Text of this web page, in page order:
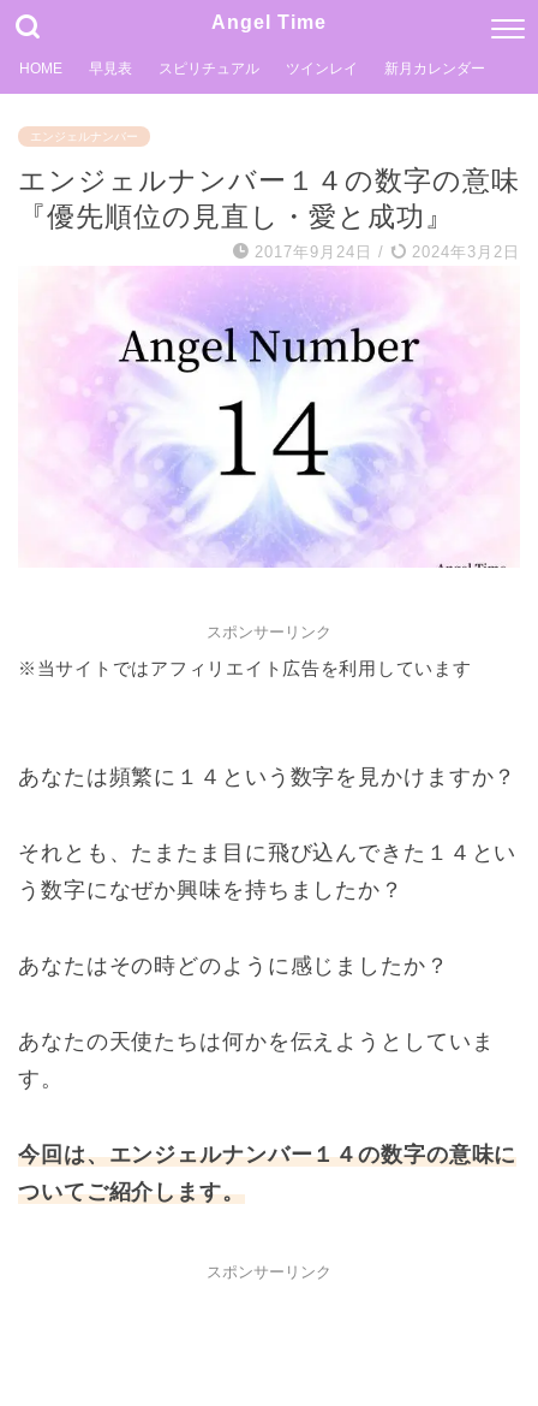
Angel Time
HOME 早見表 スピリチュアル ツインレイ 新月カレンダー
エンジェルナンバー
エンジェルナンバー１４の数字の意味
『優先順位の見直し・愛と成功』
2017年9月24日 / 2024年3月2日
スポンサーリンク
※当サイトではアフィリエイト広告を利用しています
あなたは頻繁に１４という数字を見かけますか？
それとも、たまたま目に飛び込んできた１４とい
う数字になぜか興味を持ちましたか？
あなたはその時どのように感じましたか？
あなたの天使たちは何かを伝えようとしていま
す。
今回は、エンジェルナンバー１４の数字の意味に
ついてご紹介します。
スポンサーリンク